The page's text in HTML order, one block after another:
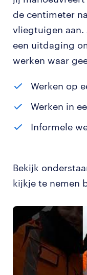
de centimeter
vliegtuigen
een uitdaging
werken waar
Werken op
Werken in
Informele
Bekijk
kijkje te nemen